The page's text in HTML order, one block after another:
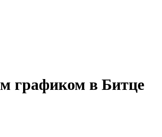
графиком в Битце